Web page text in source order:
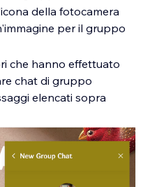
della fotocamera
per il gruppo
che hanno effettuato
chat di gruppo
elencati sopra